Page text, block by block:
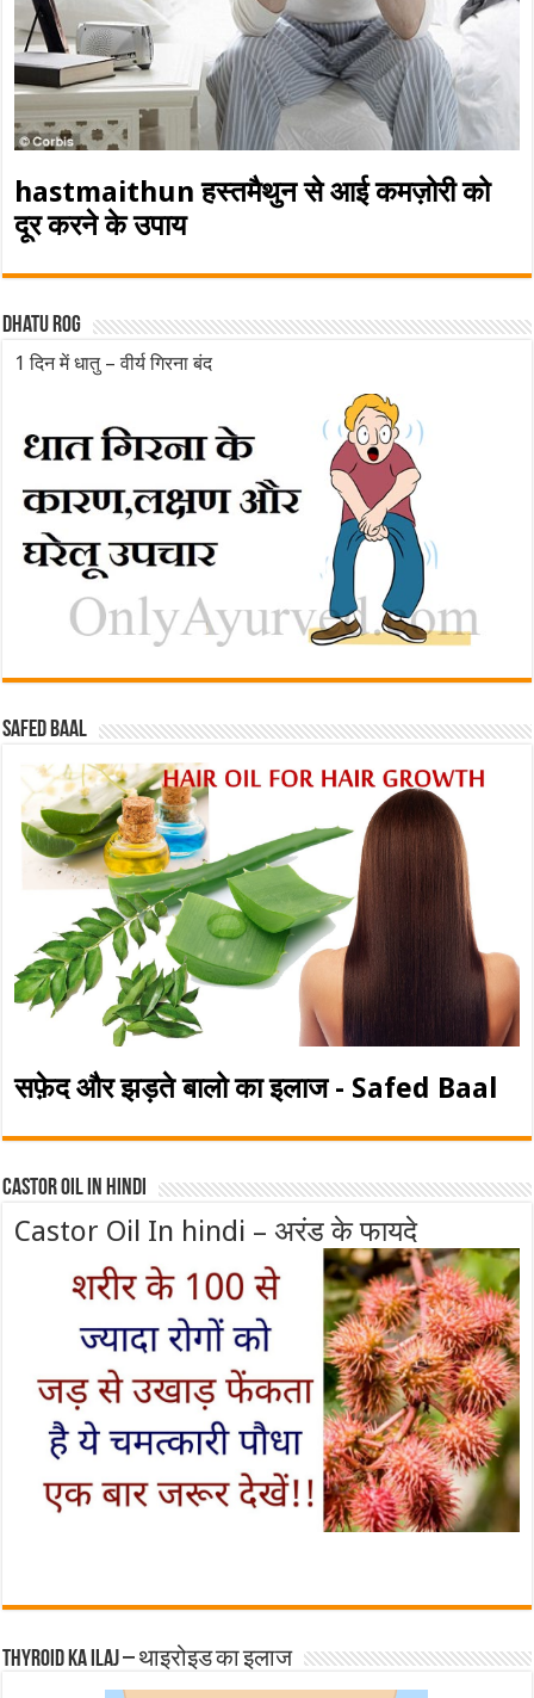
hastmaithun हस्तमैथुन से आई कमज़ोरी को
दूर करने के उपाय
Dhatu rog
1 दिन में धातु – वीर्य गिरना बंद
Safed baal
सफ़ेद और झड़ते बालो का इलाज - Safed Baal
Castor Oil In Hindi
Castor Oil In hindi – अरंड के फायदे
Thyroid ka ilaj – थाइरोइड का इलाज